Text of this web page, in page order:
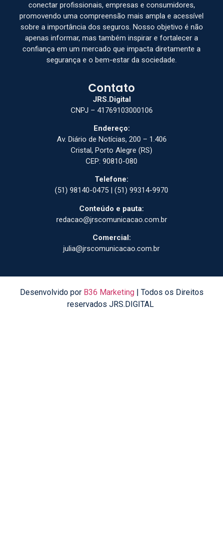
conectar profissionais, empresas e consumidores,
promovendo uma compreensão mais ampla e acessível
sobre a importância dos seguros. Nosso objetivo é não
apenas informar, mas também inspirar e fortalecer a
confiança em um mercado que impacta diretamente a
segurança e o bem-estar da sociedade.
Contato
JRS.Digital
CNPJ – 41769103000106
Endereço:
Av. Diário de Notícias, 200 – 1.406
Cristal, Porto Alegre (RS)
CEP: 90810-080
Telefone:
(51) 98140-0475 | (51) 99314-9970
Conteúdo e pauta:
redacao@jrscomunicacao.com.br
Comercial:
julia@jrscomunicacao.com.br
Desenvolvido por B36 Marketing| Todos os Direitos
reservados JRS.DIGITAL